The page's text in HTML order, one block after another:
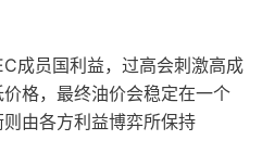
成员国利益，过高会刺激高成
格，最终油价会稳定在一个
由各方利益博弈所保持